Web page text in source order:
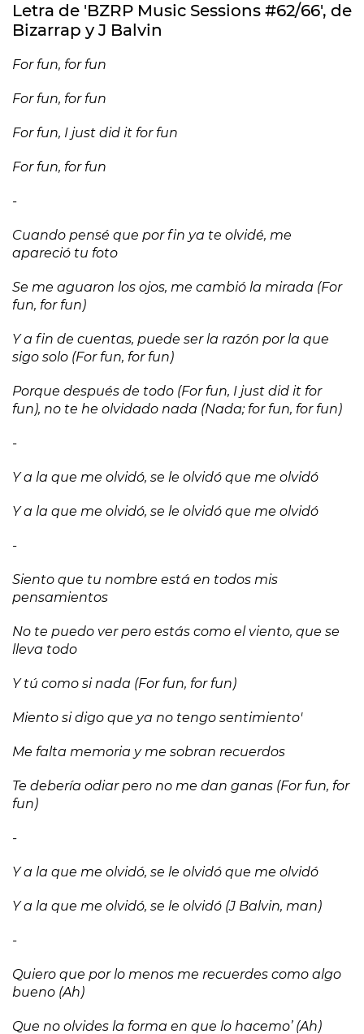
Letra de 'BZRP Music Sessions #62/66', de
Bizarrap y J Balvin
For fun, for fun
For fun, for fun
For fun, I just did it for fun
For fun, for fun
-
Cuando pensé que por fin ya te olvidé, me
apareció tu foto
Se me aguaron los ojos, me cambió la mirada (For
fun, for fun)
Y a fin de cuentas, puede ser la razón por la que
sigo solo (For fun, for fun)
Porque después de todo (For fun, I just did it for
fun), no te he olvidado nada (Nada; for fun, for fun)
-
Y a la que me olvidó, se le olvidó que me olvidó
Y a la que me olvidó, se le olvidó que me olvidó
-
Siento que tu nombre está en todos mis
pensamientos
No te puedo ver pero estás como el viento, que se
lleva todo
Y tú como si nada (For fun, for fun)
Miento si digo que ya no tengo sentimiento'
Me falta memoria y me sobran recuerdos
Te debería odiar pero no me dan ganas (For fun, for
fun)
-
Y a la que me olvidó, se le olvidó que me olvidó
Y a la que me olvidó, se le olvidó (J Balvin, man)
-
Quiero que por lo menos me recuerdes como algo
bueno (Ah)
Que no olvides la forma en que lo hacemo’ (Ah)